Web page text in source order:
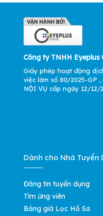
Công ty TNHH Eyeplus
Giấy phép hoạt động
việc làm số 80/2025-GP ,
NỘI VỤ cấp ngày 12/12/
Dành cho Nhà Tuyển
Đăng tin tuyển dụng
Tìm ứng viên
Bảng giá Lọc Hồ Sơ